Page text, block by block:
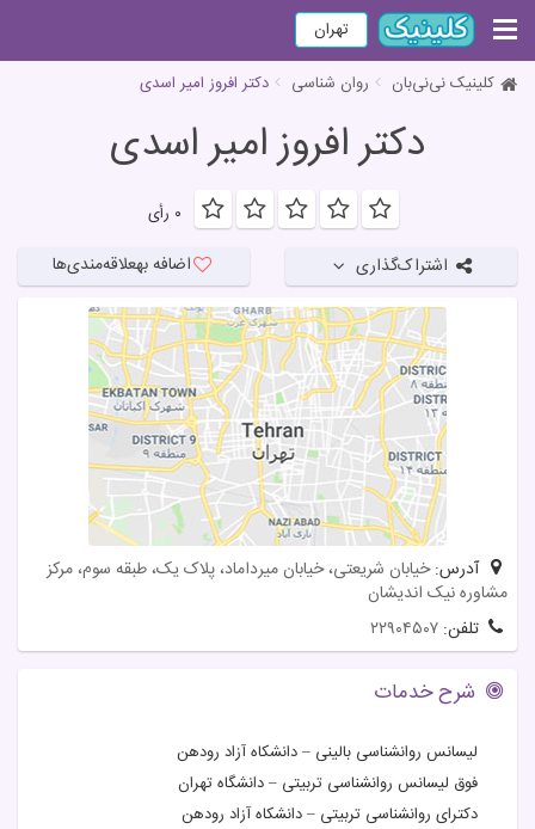
تهران
کلینیک نی‌نی‌بان روان شناسی دکتر افروز امیر اسدی
دکتر افروز امیر اسدی
۰ رأی
اشتراک‌گذاری اضافه بهعلاقه‌مندی‌ها
آدرس:خیابان شریعتی، خیابان میرداماد، پلاک یک، طبقه سوم، مرکز
مشاوره نیک اندیشان
تلفن: ۲۲۹۰۴۵۰۷
شرح خدمات
ليسانس روانشناسی بالينی – دانشكاه آزاد رودهن
فوق ليسانس روانشناسی تربيتی – دانشگاه تهران
دكترای روانشناسی تربيتی – دانشكاه آزاد رودهن